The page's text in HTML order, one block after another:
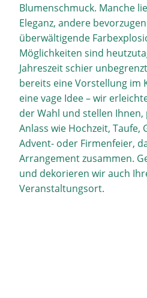
Blumenschmuck. Manche
Eleganz, andere
überwältigende
Möglichkeiten sind
Jahreszeit schier
bereits eine Vorstellung im
eine vage Idee – wir
der Wahl und stellen Ihnen,
Anlass wie Hochzeit, Taufe,
Advent- oder Firmenfeier,
Arrangement zusammen.
und dekorieren wir auch
Veranstaltungsort.